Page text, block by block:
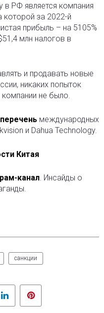
РФ является компания
за 2022-й
прибыль – на 5105%
млн налогов в
и продавать новые
никаких попыток
не было.
международных
и Dahua Technology.
Китая
канал . Инсайды о
санкции
LinkedIn